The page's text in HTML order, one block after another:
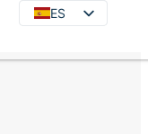
ES
ES